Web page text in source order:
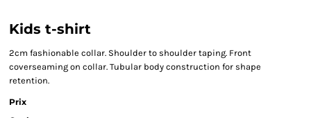
Kids t-shirt
2cm fashionable collar. Shoulder to shoulder taping. Front
coverseaming on collar. Tubular body construction for shape
retention.
Prix